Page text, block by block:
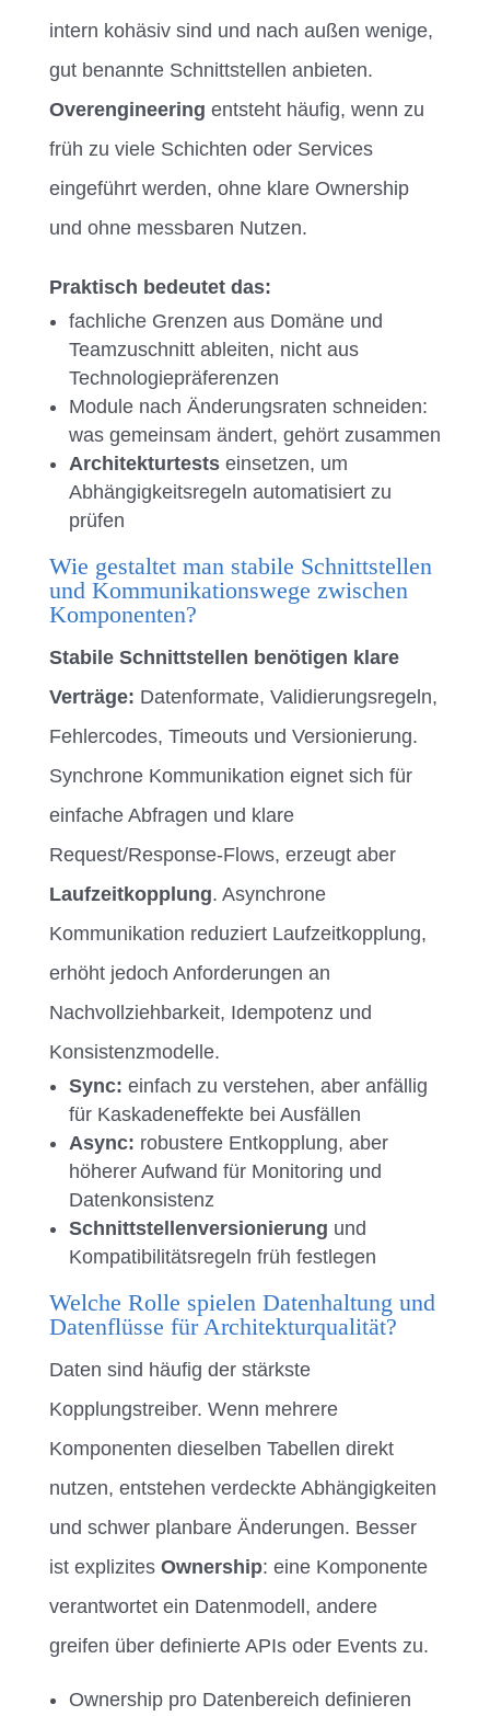
intern kohäsiv sind und nach außen wenige,
gut benannte Schnittstellen anbieten.
Overengineering entsteht häufig, wenn zu
früh zu viele Schichten oder Services
eingeführt werden, ohne klare Ownership
und ohne messbaren Nutzen.
Praktisch bedeutet das:
fachliche Grenzen aus Domäne und
Teamzuschnitt ableiten, nicht aus
Technologiepräferenzen
Module nach Änderungsraten schneiden:
was gemeinsam ändert, gehört zusammen
Architekturtestseinsetzen, um
Abhängigkeitsregeln automatisiert zu
prüfen
Wie gestaltet man stabile Schnittstellen
und Kommunikationswege zwischen
Komponenten?
Stabile Schnittstellen benötigen klare
Verträge: Datenformate, Validierungsregeln,
Fehlercodes, Timeouts und Versionierung.
Synchrone Kommunikation eignet sich für
einfache Abfragen und klare
Request/Response-Flows, erzeugt aber
Laufzeitkopplung. Asynchrone
Kommunikation reduziert Laufzeitkopplung,
erhöht jedoch Anforderungen an
Nachvollziehbarkeit, Idempotenz und
Konsistenzmodelle.
Sync: einfach zu verstehen, aber anfällig
für Kaskadeneffekte bei Ausfällen
Async: robustere Entkopplung, aber
höherer Aufwand für Monitoring und
Datenkonsistenz
Schnittstellenversionierung und
Kompatibilitätsregeln früh festlegen
Welche Rolle spielen Datenhaltung und
Datenflüsse für Architekturqualität?
Daten sind häufig der stärkste
Kopplungstreiber. Wenn mehrere
Komponenten dieselben Tabellen direkt
nutzen, entstehen verdeckte Abhängigkeiten
und schwer planbare Änderungen. Besser
ist explizites Ownership: eine Komponente
verantwortet ein Datenmodell, andere
greifen über definierte APIs oder Events zu.
Ownership pro Datenbereich definieren